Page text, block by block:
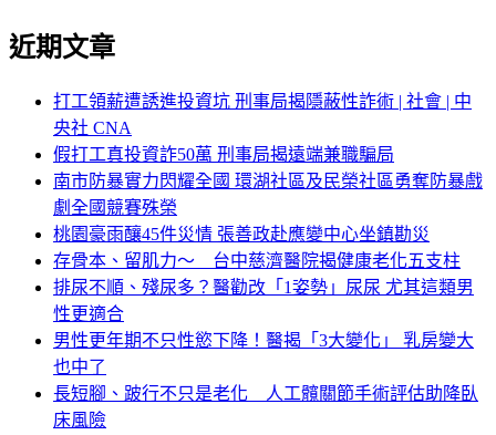
近期文章
打工領薪遭誘進投資坑 刑事局揭隱蔽性詐術 | 社會 | 中
央社 CNA
假打工真投資詐50萬 刑事局揭遠端兼職騙局
南市防暴實力閃耀全國 環湖社區及民榮社區勇奪防暴戲
劇全國競賽殊榮
桃園豪雨釀45件災情 張善政赴應變中心坐鎮勘災
存骨本、留肌力～ 台中慈濟醫院揭健康老化五支柱
排尿不順、殘尿多？醫勸改「1姿勢」尿尿 尤其這類男
性更適合
男性更年期不只性慾下降！醫揭「3大變化」 乳房變大
也中了
長短腳、跛行不只是老化 人工髖關節手術評估助降臥
床風險